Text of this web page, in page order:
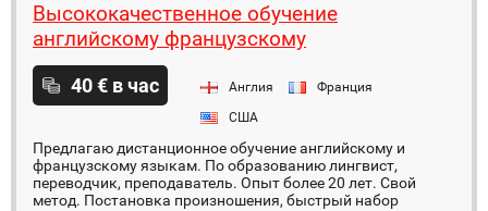
Высококачественное обучение
английскому французскому
40 € в час Англия
Франция
США
Предлагаю дистанционное обучение английскому и
французскому языкам. По образованию лингвист,
переводчик, преподаватель. Опыт более 20 лет. Свой
метод. Постановка произношения, быстрый набор